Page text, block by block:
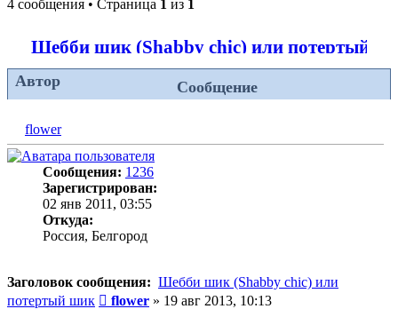
4 сообщения • Страница 1 из 1
Шебби шик (Shabby chic) или потертый
Автор Сообщение
flower
Сообщения: 1236
Зарегистрирован:
02 янв 2011, 03:55
Откуда:
Россия, Белгород
Заголовок сообщения: Шебби шик (Shabby chic) или
потертый шик
Сообщение
flower » 19 авг 2013, 10:13